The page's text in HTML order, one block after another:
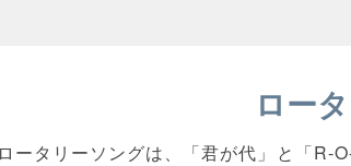
ロー
ータリーソングは、「君が代」と「R-